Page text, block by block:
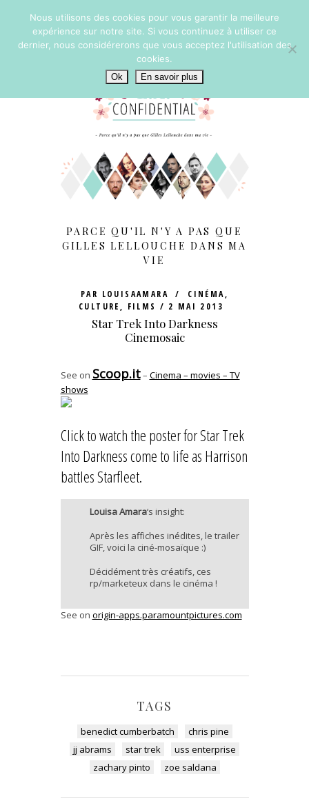
PARCE QU'IL N'Y A PAS QUE
GILLES LELLOUCHE DANS MA
VIE
PAR LOUISAAMARA CINÉMA,
CULTURE, FILMS 2 MAI 2013
Star Trek Into Darkness
Cinemosaic
See on Scoop.it– Cinema – movies – TV
shows
Click to watch the poster for Star Trek
Into Darkness come to life as Harrison
battles Starfleet.
Louisa Amara‘s insight:
Après les affiches inédites, le trailer
GIF, voici la ciné-mosaïque :)
Décidément très créatifs, ces
rp/marketeux dans le cinéma !
See on origin-apps.paramountpictures.com
TAGS
benedict cumberbatch
chris pine
jj abrams
star trek
uss enterprise
zachary pinto
zoe saldana
Nous utilisons des cookies pour vous garantir la meilleure
expérience sur notre site. Si vous continuez à utiliser ce
dernier, nous considérerons que vous acceptez l'utilisation des
cookies.
Ok En savoir plus